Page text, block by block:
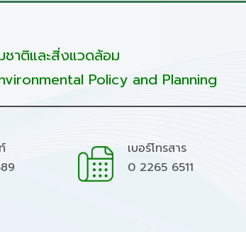
ชาติและสิ่งแวดล้อม
Policy and Planning
เบอร์โทรสาร
0 2265 6511